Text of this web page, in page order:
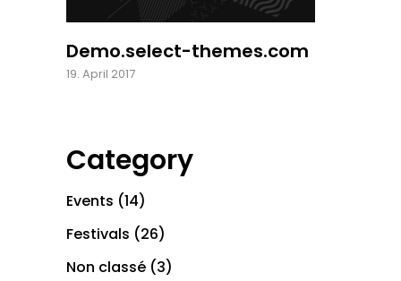
Demo.select-themes.com
19. April 2017
Category
Events (14)
Festivals (26)
Non classé (3)